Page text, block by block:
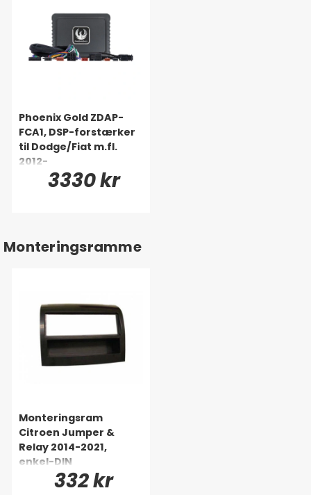
Phoenix Gold ZDAP-
FCA1, DSP-forstærker
til Dodge/Fiat m.fl.
2012-
3330 kr
Monteringsramme
Monteringsram
Citroen Jumper &
Relay 2014-2021,
enkel-DIN
332 kr